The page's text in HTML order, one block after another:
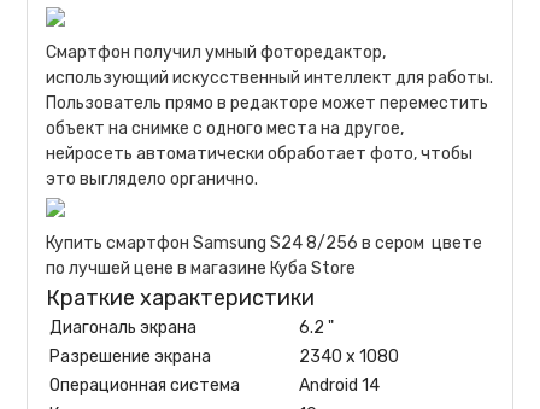
Смартфон получил умный фоторедактор,
использующий искусственный интеллект для работы.
Пользователь прямо в редакторе может переместить
объект на снимке с одного места на другое,
нейросеть автоматически обработает фото, чтобы
это выглядело органично.
Купить смартфон Samsung S24 8/256 в сером цвете
по лучшей цене в магазине Куба Store
Краткие характеристики
Диагональ экрана
6.2 "
Разрешение экрана
2340 x 1080
Операционная система
Android 14